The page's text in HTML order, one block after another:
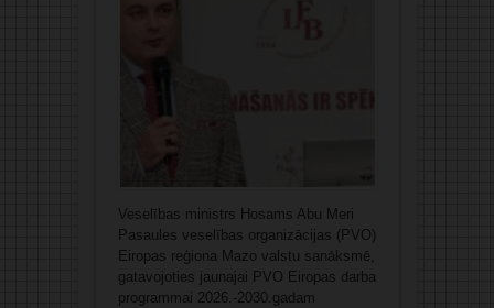
Veselības ministrs Hosams Abu Meri
Pasaules veselības organizācijas (PVO)
Eiropas reģiona Mazo valstu sanāksmē,
gatavojoties jaunajai PVO Eiropas darba
programmai 2026.-2030.gadam